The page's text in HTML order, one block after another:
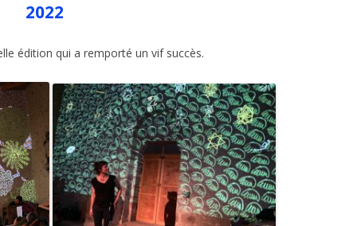
2022
édition qui a remporté un vif succès.